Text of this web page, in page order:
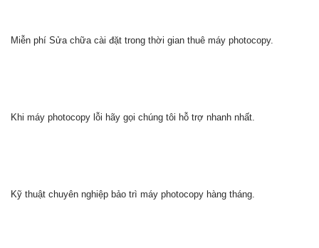
Miễn phí Sửa chữa cài đặt trong thời gian thuê máy photocopy.
Khi máy photocopy lỗi hãy gọi chúng tôi hỗ trợ nhanh nhất.
Kỹ thuật chuyên nghiệp bảo trì máy photocopy hàng tháng.